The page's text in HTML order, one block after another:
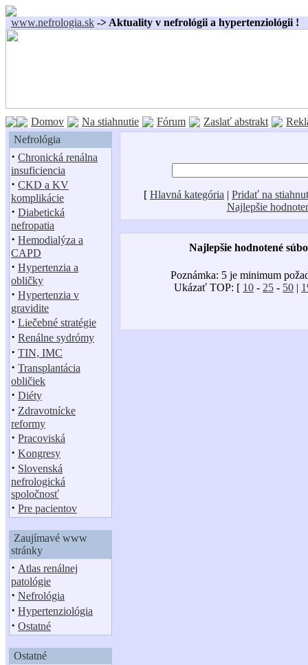
www.nefrologia.sk -> Aktuality v nefrológii a hypertenziológii !
Domov Na stiahnutie Fórum Zaslať abstrakt
Nefrológia
· Chronická renálna
insuficiencia
· CKD a KV
komplikácie
· Diabetická
nefropatia
· Hemodialýza a
CAPD
· Hypertenzia a
obličky
· Hypertenzia v
gravidite
· Liečebné stratégie
· Renálne sydrómy
· TIN, IMC
· Transplantácia
obličiek
· Diéty
· Zdravotnícke
reformy
· Pracoviská
· Kongresy
· Slovenská
nefrologická
spoločnosť
· Pre pacientov
Zaujímavé www
stránky
· Atlas renálnej
patológie
· Nefrológia
· Hypertenziológia
· Ostatné
Ostatné
[ Hlavná kategória | Pridať na
Najlepšie
Najlepšie hodnotené
Poznámka: 5 je minimum
Ukázať TOP: [ 10 - 25 - 50 |